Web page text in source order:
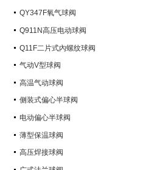
QY347F氧气球阀
Q911N高压电动球阀
Q11F二片式內螺纹球阀
气动V型球阀
高温气动球阀
侧装式偏心半球阀
电动偏心半球阀
薄型保温球阀
高压焊接球阀